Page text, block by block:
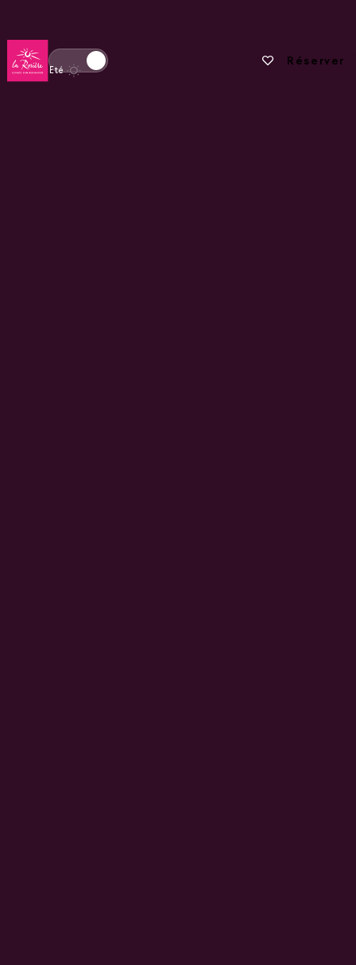
Retour à la page d'accueil
Basculer l'affichage en mode hiver
Eté
Vos favoris
Réserver